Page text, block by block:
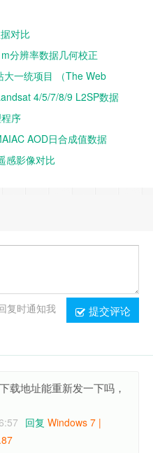
对比
分辨率数据几何校正
大一统项目 （The Web
4/5/7/8/9 L2SP数据
序
AOD日合成值数据
和使用说明
感影像对比
提交评论
复时通知我
载地址能重新发一下吗，
回复 Windows 7 |